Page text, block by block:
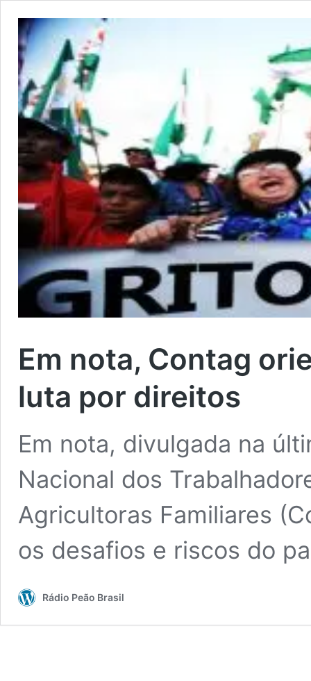
Em nota, Contag
luta por direitos
Em nota, divulgada na
Nacional dos
Agricultoras Familiares
os desafios e riscos do
Rádio Peão Brasil